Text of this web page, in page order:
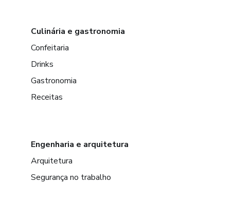
Culinária e gastronomia
Confeitaria
Drinks
Gastronomia
Receitas
Engenharia e arquitetura
Arquitetura
Segurança no trabalho